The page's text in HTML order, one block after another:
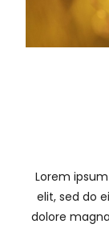
Lorem
elit, sed do
dolore